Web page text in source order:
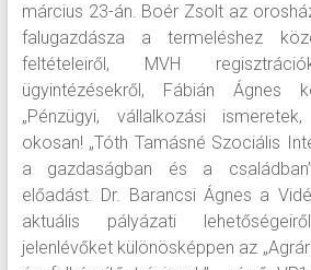
március 23-án. Boér Zsolt az
falugazdásza a termeléshez
feltételeiről, MVH
ügyintézésekről, Fábián Ágnes
„Pénzügyi, vállalkozási
okosan! „Tóth Tamásné Szociális
a gazdaságban és a
előadást. Dr. Barancsi Ágnes a
aktuális pályázati
jelenlévőket különösképpen az